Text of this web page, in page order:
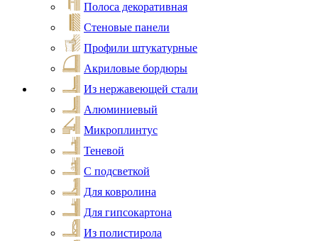
Полоса декоративная
Стеновые панели
Профили штукатурные
Акриловые бордюры
Из нержавеющей стали
Алюминиевый
Микроплинтус
Теневой
С подсветкой
Для ковролина
Для гипсокартона
Из полистирола